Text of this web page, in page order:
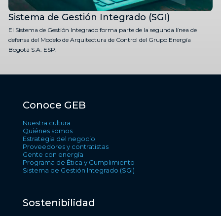
Sistema de Gestión Integrado (SGI)
El Sistema de Gestión Integrado forma parte de la segunda línea de
defensa del Modelo de Arquitectura de Control del Grupo Energía
Bogotá S.A. ESP.
Conoce GEB
Nuestra cultura
Quiénes somos
Estrategia del negocio
Proveedores y contratistas
Gente con energía
Programa de Ética y Cumplimiento
Sistema de Gestión Integrado (SGI)
Sostenibilidad